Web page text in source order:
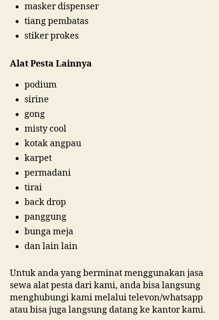
masker dispenser
tiang pembatas
stiker prokes
Alat Pesta Lainnya
podium
sirine
gong
misty cool
kotak angpau
karpet
permadani
tirai
back drop
panggung
bunga meja
dan lain lain
Untuk anda yang berminat menggunakan jasa
sewa alat pesta dari kami, anda bisa langsung
menghubungi kami melalui televon/whatsapp
atau bisa juga langsung datang ke kantor kami.